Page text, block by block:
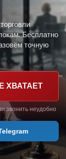
Бесплатно
точную
ХВАТАЕТ
звонить неудобно